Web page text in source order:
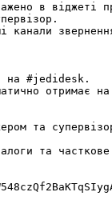
в віджеті
на #jedidesk.
отримає
та
та